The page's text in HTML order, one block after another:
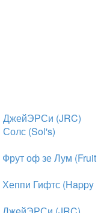
ДжейЭРСи (JRC)
(Sol's)
оф зе Лум (Fruit
Гифтс (Happy